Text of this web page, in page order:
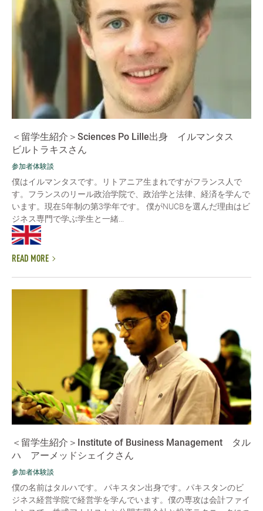
＜留学生紹介＞Sciences Po Lille出身 イルマンタス
ビルトラキスさん
参加者体験談
僕はイルマンタスです。リトアニア生まれですがフランス人で
す。フランスのリール政治学院で、政治学と法律、経済を学んで
います。現在5年制の第3学年です。 僕がNUCBを選んだ理由はビ
ジネス専門で学ぶ学生と一緒...
READ MORE
＜留学生紹介＞Institute of Business Management タル
ハ アーメッドシェイクさん
参加者体験談
僕の名前はタルハです。 パキスタン出身です。パキスタンのビ
ジネス経営学院で経営学を学んでいます。僕の専攻は会計ファイ